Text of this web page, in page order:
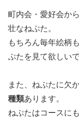
町内会・愛好会か
壮なねぷた。
もちろん毎年絵柄
ぷたを見て欲しいで
また、ねぷたに欠
種類あります。
ねぷたはコースに